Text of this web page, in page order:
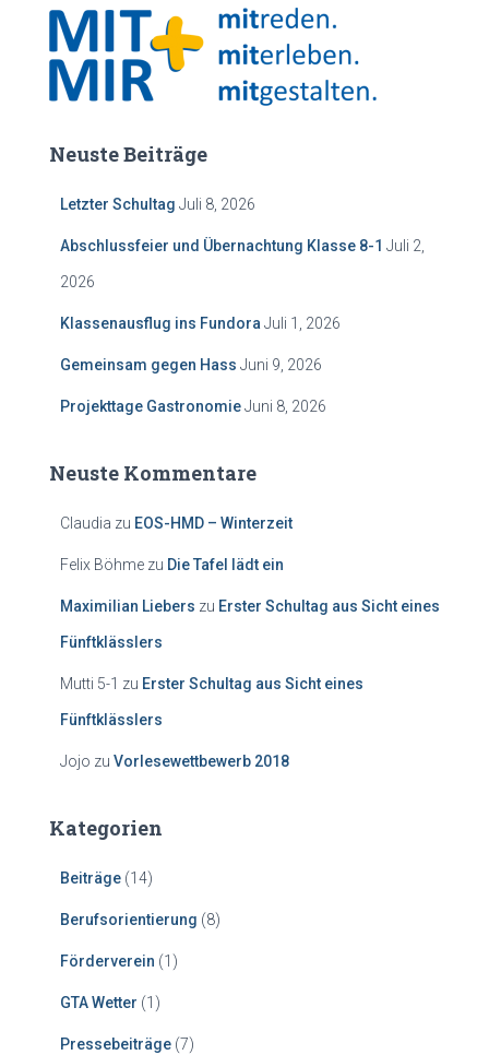
Neuste Beiträge
Letzter Schultag Juli 8, 2026
Abschlussfeier und Übernachtung Klasse 8-1 Juli 2,
2026
Klassenausflug ins FundoraJuli 1, 2026
Gemeinsam gegen Hass Juni 9, 2026
Projekttage GastronomieJuni 8, 2026
Neuste Kommentare
Claudia zu EOS-HMD – Winterzeit
Felix Böhme zu Die Tafel lädt ein
Maximilian Liebers zu Erster Schultag aus Sicht eines
Fünftklässlers
Mutti 5-1 zu Erster Schultag aus Sicht eines
Fünftklässlers
Jojo zu Vorlesewettbewerb 2018
Kategorien
Beiträge (14)
Berufsorientierung (8)
Förderverein (1)
GTA Wetter (1)
Pressebeiträge (7)